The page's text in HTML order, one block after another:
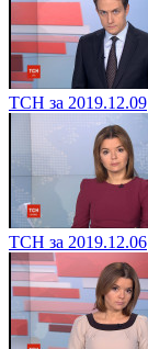
ТСН за 2019.12.09
ТСН за 2019.12.06